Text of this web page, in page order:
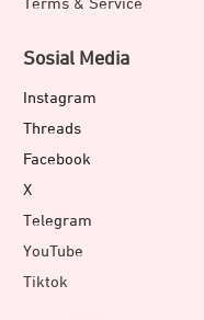
Terms & Service
Sosial Media
Instagram
Threads
Facebook
X
Telegram
YouTube
Tiktok